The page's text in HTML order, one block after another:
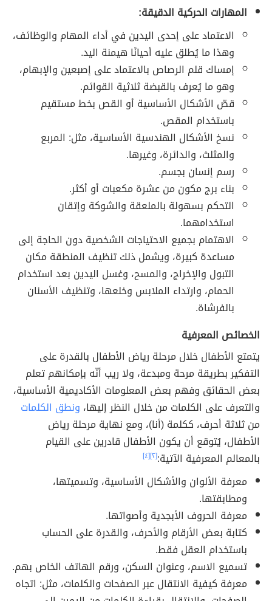
المهارات الحركية الدقيقة:
الاعتماد على إحدى اليدين في أداء المهام والوظائف،
وهذا ما يُطلق عليه أحيانًا هيمنة اليد.
إمساك قلم الرصاص بالاعتماد على إصبعين والإبهام،
وهو ما يُعرف بالقبضة ثلاثية القوائم.
قصّ الأشكال الأساسية أو القص بخط مستقيم
باستخدام المقص.
نسخ الأشكال الهندسية الأساسية، مثل: المربع
والمثلث، والدائرة، وغيرها.
رسم إنسان بجسم.
بناء برج مكون من عشرة مكعبات أو أكثر.
التحكم بسهولة بالملعقة والشوكة وإتقان
استخدامهما.
الاهتمام بجميع الاحتياجات الشخصية دون الحاجة إلى
مساعدة كبيرة، ويشمل ذلك تنظيف المنطقة مكان
التبول والإخراج، والمسح، وغسل اليدين بعد استخدام
الحمام، وارتداء الملابس وخلعها، وتنظيف الأسنان
بالفرشاة.
الخصائص المعرفية
يتمتع الأطفال خلال مرحلة رياض الأطفال بالقدرة على
التفكير بطريقة مرحة ومبدعة، ولا ريب أنّه بإمكانهم تعلم
بعض الحقائق وفهم بعض المعلومات الأكاديمية الأساسية،
والتعرف على الكلمات من خلال النظر إليها، ونطق الكلمات
من ثلاثة أحرف، ككلمة (أنا)، ومع نهاية مرحلة رياض
الأطفال، يُتوقع أن يكون الأطفال قادرين على القيام
بالمعالم المعرفية الآتية:[٢] [٤]
معرفة الألوان والأشكال الأساسية، وتسميتها،
ومطابقتها.
معرفة الحروف الأبجدية وأصواتها.
كتابة بعض الأرقام والأحرف، والقدرة على الحساب
باستخدام العقل فقط.
تسميع الاسم، وعنوان السكن، ورقم الهاتف الخاص بهم.
معرفة كيفية الانتقال عبر الصفحات والكلمات، مثل: اتجاه